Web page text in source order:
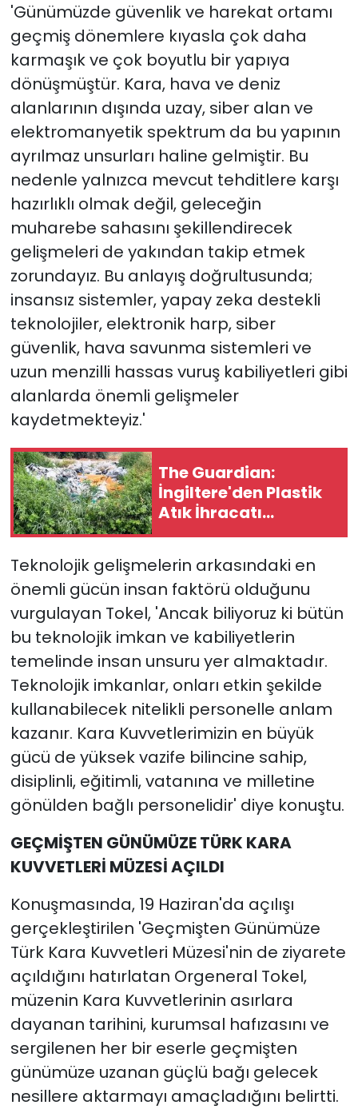
'Günümüzde güvenlik ve harekat ortamı
geçmiş dönemlere kıyasla çok daha
karmaşık ve çok boyutlu bir yapıya
dönüşmüştür. Kara, hava ve deniz
alanlarının dışında uzay, siber alan ve
elektromanyetik spektrum da bu yapının
ayrılmaz unsurları haline gelmiştir. Bu
nedenle yalnızca mevcut tehditlere karşı
hazırlıklı olmak değil, geleceğin
muharebe sahasını şekillendirecek
gelişmeleri de yakından takip etmek
zorundayız. Bu anlayış doğrultusunda;
insansız sistemler, yapay zeka destekli
teknolojiler, elektronik harp, siber
güvenlik, hava savunma sistemleri ve
uzun menzilli hassas vuruş kabiliyetleri gibi
alanlarda önemli gelişmeler
kaydetmekteyiz.'
The Guardian:
İngiltere'den Plastik
Atık İhracatı
Türkiye'nin Tarım
Yol Açıyor
Teknolojik gelişmelerin arkasındaki en
önemli gücün insan faktörü olduğunu
vurgulayan Tokel, 'Ancak biliyoruz ki bütün
bu teknolojik imkan ve kabiliyetlerin
temelinde insan unsuru yer almaktadır.
Teknolojik imkanlar, onları etkin şekilde
kullanabilecek nitelikli personelle anlam
kazanır. Kara Kuvvetlerimizin en büyük
gücü de yüksek vazife bilincine sahip,
disiplinli, eğitimli, vatanına ve milletine
gönülden bağlı personelidir' diye konuştu.
GEÇMİŞTEN GÜNÜMÜZE TÜRK KARA
KUVVETLERİ MÜZESİ AÇILDI
Konuşmasında, 19 Haziran'da açılışı
gerçekleştirilen 'Geçmişten Günümüze
Türk Kara Kuvvetleri Müzesi'nin de ziyarete
açıldığını hatırlatan Orgeneral Tokel,
müzenin Kara Kuvvetlerinin asırlara
dayanan tarihini, kurumsal hafızasını ve
sergilenen her bir eserle geçmişten
günümüze uzanan güçlü bağı gelecek
nesillere aktarmayı amaçladığını belirtti.